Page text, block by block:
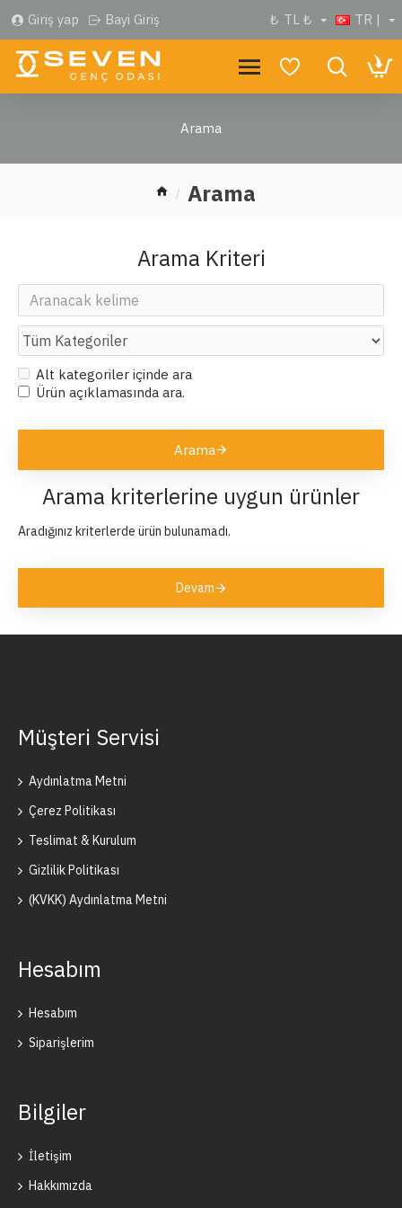
Giriş yap Bayi Giriş ₺ TL ₺ TR |
Arama
Arama
Arama Kriteri
Alt kategoriler içinde ara
Ürün açıklamasında ara.
Arama
Arama kriterlerine uygun ürünler
Aradığınız kriterlerde ürün bulunamadı.
Devam
Müşteri Servisi
Aydınlatma Metni
Çerez Politikası
Teslimat & Kurulum
Gizlilik Politikası
(KVKK) Aydınlatma Metni
Hesabım
Hesabım
Siparişlerim
Bilgiler
İletişim
Hakkımızda